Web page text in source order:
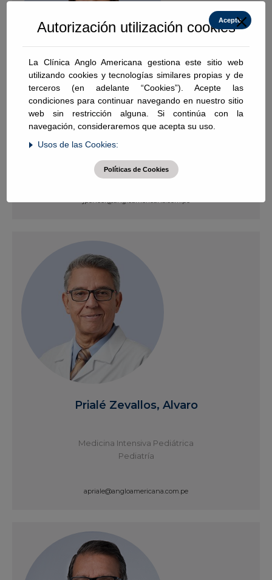
Ponce Farfán, Jimena
Pediatría
Prialé Zevallos, Alvaro
Medicina Intensiva Pediátrica
Pediatría
apriale@angloamericana.com.pe
Autorización utilización cookies
La Clínica Anglo Americana gestiona este sitio web
utilizando cookies y tecnologías similares propias y de
terceros (en adelante “Cookies”). Acepte las
condiciones para continuar navegando en nuestro sitio
web sin restricción alguna. Si continúa con la
navegación, consideraremos que acepta su uso.
Usos de las Cookies:
Acepto
Políticas de Cookies